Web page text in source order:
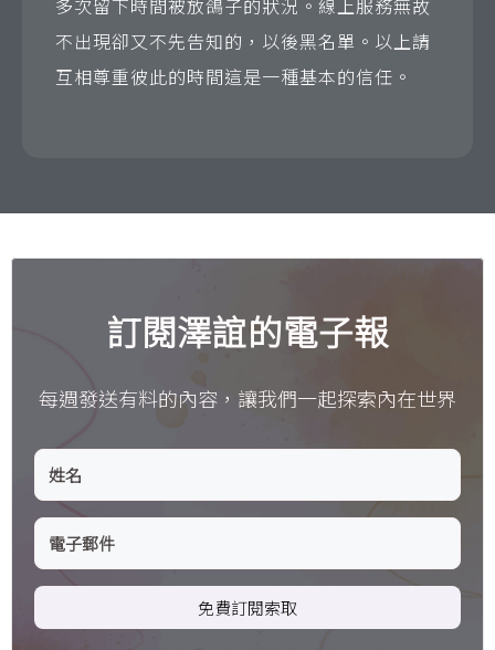
不出現卻又不先告知的，以後黑名單。以上請
互相尊重彼此的時間這是一種基本的信任。
訂閱澤誼的電子報
每週發送有料的內容，讓我們一起探索內在世界
免費訂閱索取